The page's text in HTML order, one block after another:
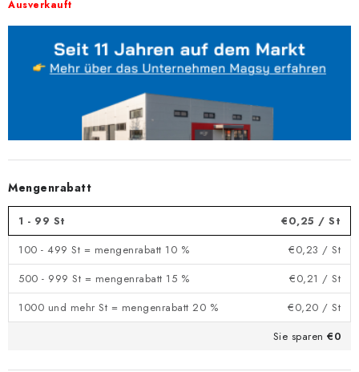
Ausverkauft
Mengenrabatt
1 - 99 St €0,25 / St
100 - 499 St = mengenrabatt 10 %
€0,23 / St
500 - 999 St = mengenrabatt 15 %
€0,21 / St
1000 und mehr St = mengenrabatt 20 %
€0,20 / St
Sie sparen €0